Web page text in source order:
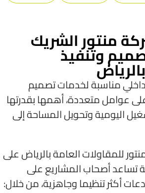
منتور الشريك
وتنفيذ
مناسبةلخدمات تصميم
عوامل متعددة، أهمها بقدرتها
اليومية وتحويل المساحة إلى
للمقاولات العامة بالرياض على
تساعد أصحاب المشاريع على
أكثر تنظيما وجاهزية، من خلال: